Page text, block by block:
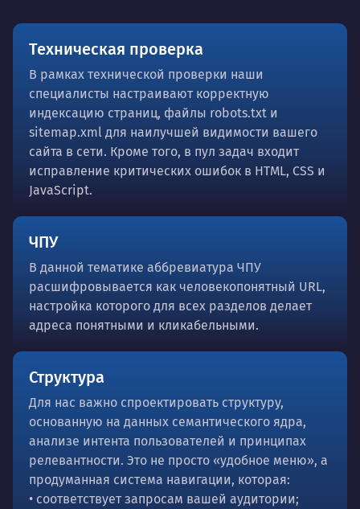
Техническая проверка
В рамках технической проверки наши
специалисты настраивают корректную
индексацию страниц, файлы robots.txt и
sitemap.xml для наилучшей видимости вашего
сайта в сети. Кроме того, в пул задач входит
исправление критических ошибок в HTML, CSS и
JavaScript.
ЧПУ
В данной тематике аббревиатура ЧПУ
расшифровывается как человекопонятный URL,
настройка которого для всех разделов делает
адреса понятными и кликабельными.
Структура
Для нас важно спроектировать структуру,
основанную на данных семантического ядра,
анализе интента пользователей и принципах
релевантности. Это не просто «удобное меню», а
продуманная система навигации, которая:
• соответствует запросам вашей аудитории;